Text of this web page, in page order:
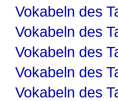
Vokabeln des
Vokabeln des
Vokabeln des
Vokabeln des
Vokabeln des